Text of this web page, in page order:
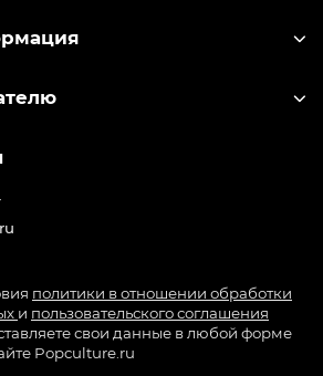
политики в отношении обработки
и пользовательского соглашения
свои данные в любой форме
Popculture.ru